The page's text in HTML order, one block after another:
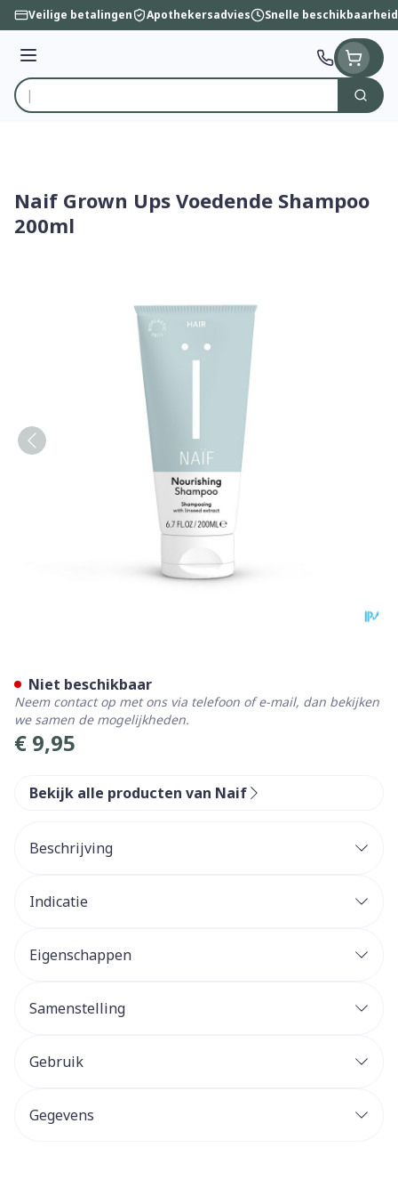
Ga naar de inhoud
Veilige betalingen Apothekersadvies Snelle beschikbaarheid
Menu
Product, merk, categorie...
Zoek
Naif Grown Ups Voedende Shampoo
200ml
€ 9,95
Niet beschikbaar
Neem contact op met ons via telefoon of e-mail, dan bekijken
we samen de mogelijkheden.
Bekijk alle producten van Naif
Beschrijving
Indicatie
Eigenschappen
Samenstelling
Gebruik
Gegevens